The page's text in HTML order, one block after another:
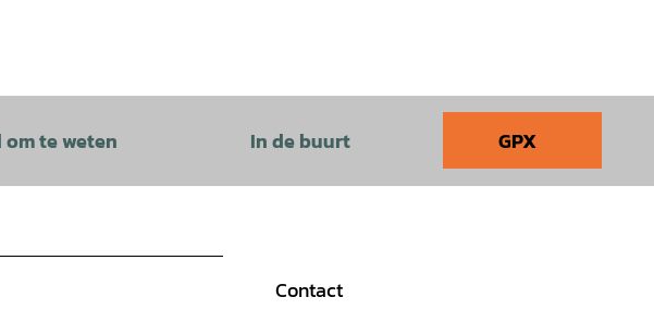
om te weten In de buurt GPX
Contact